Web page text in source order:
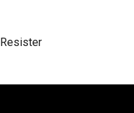
Resister